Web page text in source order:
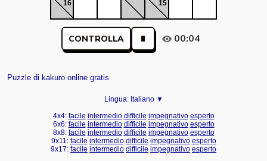
16 15
CONTROLLA 00:04
Puzzle di kakuro online gratis
Lingua: Italiano ▼
4x4: facile intermedio difficile impegnativo esperto
6x6: facile intermedio difficile impegnativo esperto
8x8: facile intermedio difficile impegnativo esperto
9x11: facile intermedio difficile impegnativo esperto
9x17: facile intermedio difficile impegnativo esperto